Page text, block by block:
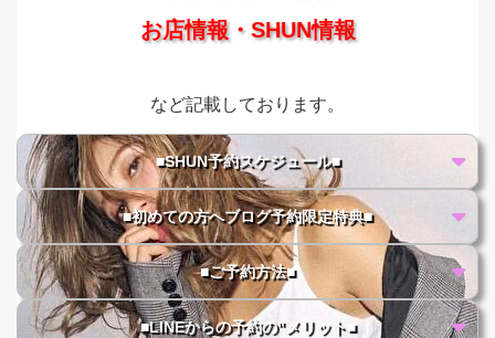
お店情報・SHUN情報
など記載しております。
■SHUN予約スケジュール■
■初めての方へブログ予約限定特典■
■ご予約方法■
■LINEからの予約の"メリット■